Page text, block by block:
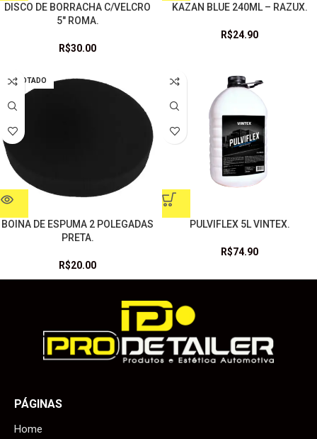
DISCO DE BORRACHA C/VELCRO
5″ ROMA.
R$30.00
KAZAN BLUE 240ML – RAZUX.
R$24.90
ESGOTADO
BOINA DE ESPUMA 2 POLEGADAS
PRETA.
R$20.00
PULVIFLEX 5L VINTEX.
R$74.90
PÁGINAS
Home